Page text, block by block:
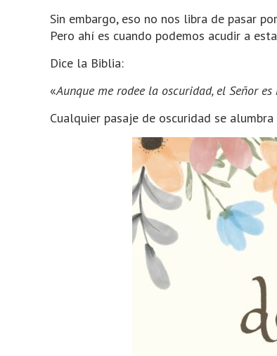
Sin embargo, eso no nos libra de pasar
Pero ahí es cuando podemos acudir a
Dice la Biblia:
«Aunque me rodee la oscuridad, el Señor
Cualquier pasaje de oscuridad se